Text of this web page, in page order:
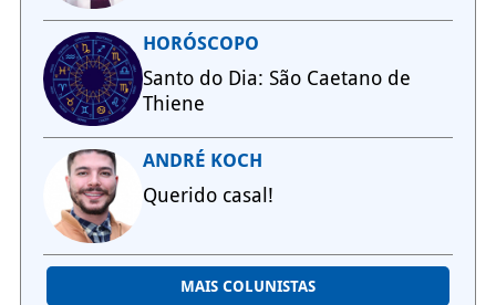
HORÓSCOPO
Santo do Dia: São Caetano de
Thiene
ANDRÉ KOCH
Querido casal!
MAIS COLUNISTAS